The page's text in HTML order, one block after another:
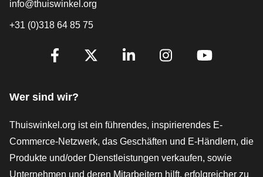
info@thuiswinkel.org
+31 (0)318 64 85 75
[_General:SocialMediaTitle]
Wer sind wir?
Thuiswinkel.org ist ein führendes, inspirierendes E-
Commerce-Netzwerk, das Geschäften und E-Händlern, die
Produkte und/oder Dienstleistungen verkaufen, sowie
Unternehmen und deren Mitarbeitern hilft, erfolgreicher zu